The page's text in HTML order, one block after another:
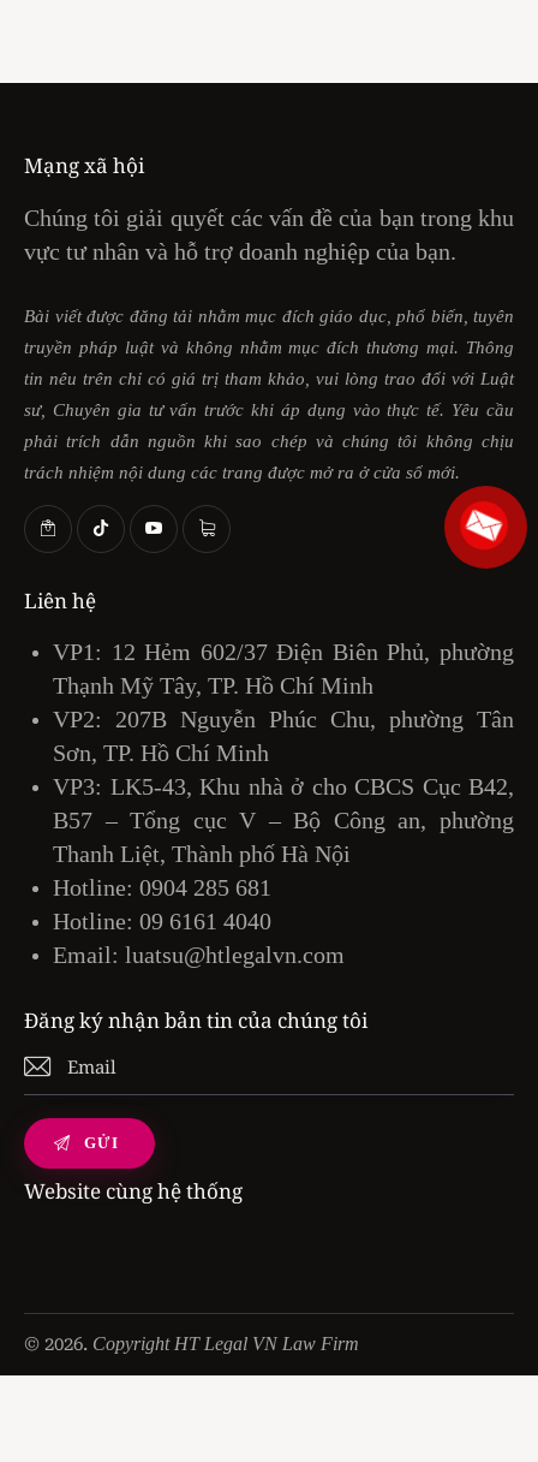
Mạng xã hội
Chúng tôi giải quyết các vấn đề của bạn trong khu
vực tư nhân và hỗ trợ doanh nghiệp của bạn.
Bài viết được đăng tải nhằm mục đích giáo dục, phổ biến, tuyên
truyền pháp luật và không nhằm mục đích thương mại. Thông
tin nêu trên chỉ có giá trị tham khảo, vui lòng trao đổi với Luật
sư, Chuyên gia tư vấn trước khi áp dụng vào thực tế. Yêu cầu
phải trích dẫn nguồn khi sao chép và chúng tôi không chịu
trách nhiệm nội dung các trang được mở ra ở cửa sổ mới.
Liên hệ
VP1: 12 Hẻm 602/37 Điện Biên Phủ, phường
Thạnh Mỹ Tây, TP. Hồ Chí Minh
VP2: 207B Nguyễn Phúc Chu, phường Tân
Sơn, TP. Hồ Chí Minh
VP3: LK5-43, Khu nhà ở cho CBCS Cục B42,
B57 – Tổng cục V – Bộ Công an, phường
Thanh Liệt, Thành phố Hà Nội
Hotline: 0904 285 681
Hotline: 09 6161 4040
Email: luatsu@htlegalvn.com
Đăng ký nhận bản tin của chúng tôi
Website cùng hệ thống
© 2026. Copyright HT Legal VN Law Firm